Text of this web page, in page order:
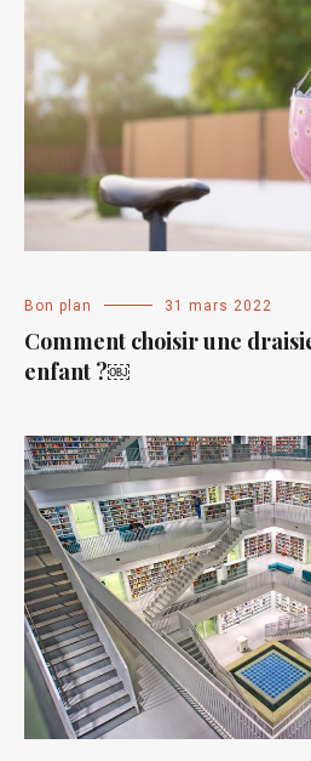
Bon plan 31 mars 2022
Comment choisir une
enfant ?￼